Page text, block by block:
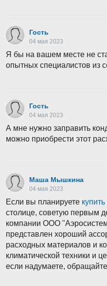
Гость
04 мая 2023
Я бы на вашем месте не
опытных специалистов из
Гость
04 мая 2023
А мне нужно заправить
можно приобрести этот
Маша Мышкина
04 мая 2023
Если вы планируете
столице, советую первым
компании ООО
представлен хороший
расходных материалов и
климатической техники и
если надумаете,